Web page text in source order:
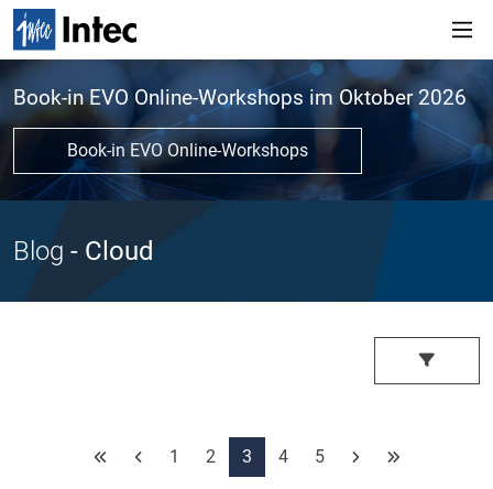
Book-in EVO Online-Workshops im Oktober 2026
Book-in EVO Online-Workshops
Blog - Cloud
1 2 3 4 5